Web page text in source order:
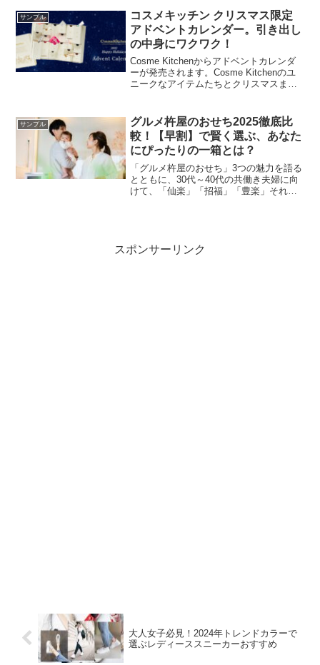
具体邸にどのようなアイテムが人気を集
めているのかまとめてみました。
サンプル
コスメキッチン クリスマス限定
アドベントカレンダー。引き出し
の中身にワクワク！
Cosme Kitchenからアドベントカレンダ
ーが発売されます。Cosme Kitchenのユ
ニークなアイテムたちとクリスマスまで
分で楽しむもよし、ギフトに送っても大
変喜ばれると思います。
サンプル
グルメ杵屋のおせち2025徹底比
較！【早割】で賢く選ぶ、あなた
にぴったりの一箱とは？
「グルメ杵屋のおせち」3つの魅力を語る
とともに、30代～40代の共働き夫婦に向
けて、「仙楽」「招福」「豊楽」それぞ
スポンサーリンク
大人女子必見！2024年トレンドカラーで
選ぶレディーススニーカーおすすめ